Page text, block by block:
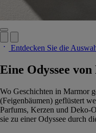
Entdecken Sie die
Eine Odyssee
Wo Geschichten in Marmor
(Feigenbäumen) geflüstert
Parfums, Kerzen und Deko-
sie zu einer Odyssee durch